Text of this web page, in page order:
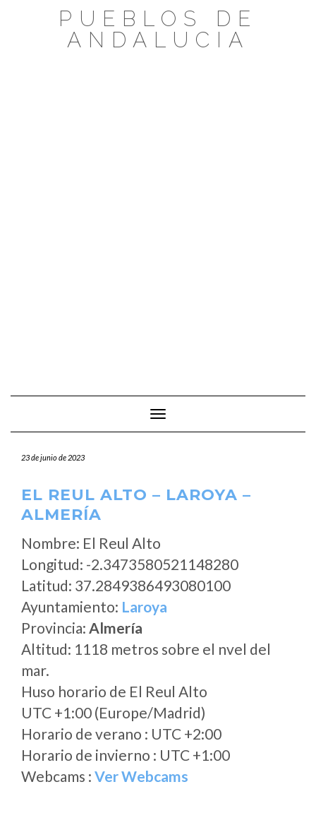
PUEBLOS DE
ANDALUCIA
Cambiar modo de navegación
23 de junio de 2023
EL REUL ALTO – LAROYA –
ALMERÍA
Nombre: El Reul Alto
Longitud: -2.3473580521148280
Latitud: 37.2849386493080100
Ayuntamiento: Laroya
Provincia: Almería
Altitud: 1118 metros sobre el nvel del
mar.
Huso horario de El Reul Alto
UTC +1:00 (Europe/Madrid)
Horario de verano : UTC +2:00
Horario de invierno : UTC +1:00
Webcams : Ver Webcams